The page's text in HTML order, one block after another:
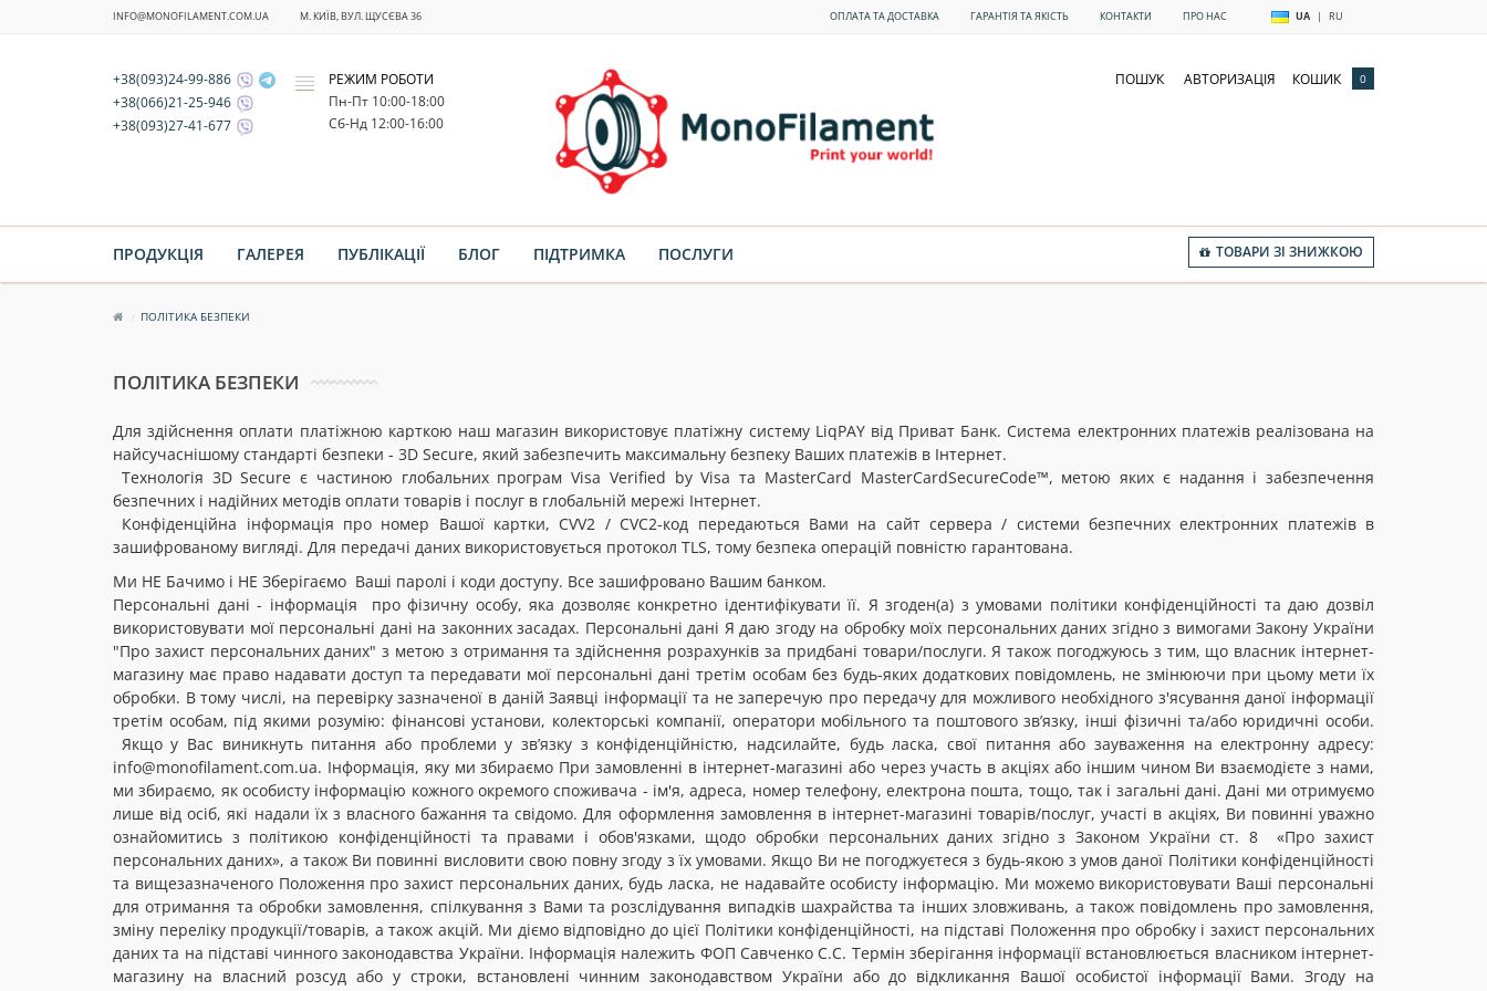
INFO@MONOFILAMENT.COM.UA М. КИЇВ, ВУЛ. ЩУСЄВА 36 ОПЛАТА ТА ДОСТАВКА ГАРАНТІЯ ТА ЯКІСТЬ КОНТАКТИ ПРО НАС UA | RU
+38(093)24-99-886
+38(066)21-25-946
+38(093)27-41-677
РЕЖИМ РОБОТИ
Пн-Пт 10:00-18:00
Cб-Нд 12:00-16:00
ПОШУК АВТОРИЗАЦІЯ КОШИК 0
ПРОДУКЦІЯ ГАЛЕРЕЯ ПУБЛІКАЦІЇ БЛОГ ПІДТРИМКА ПОСЛУГИ ТОВАРИ ЗІ ЗНИЖКОЮ
ПОЛІТИКА БЕЗПЕКИ
ПОЛІТИКА БЕЗПЕКИ
Для здійснення оплати платіжною карткою наш магазин використовує платіжну систему LiqPAY від Приват Банк. Система електронних платежів реалізована на
найсучаснішому стандарті безпеки - 3D Secure, який забезпечить максимальну безпеку Ваших платежів в Інтернет.
Технологія 3D Secure є частиною глобальних програм Visa Verified by Visa та MasterCard MasterCardSecureCode™, метою яких є надання і забезпечення
безпечних і надійних методів оплати товарів і послуг в глобальній мережі Інтернет.
Конфіденційна інформація про номер Вашої картки, CVV2 / CVC2-код передаються Вами на сайт сервера / системи безпечних електронних платежів в
зашифрованому вигляді. Для передачі даних використовується протокол TLS, тому безпека операцій повністю гарантована.
Ми НЕ Бачимо і НЕ Зберігаємо Ваші паролі і коди доступу. Все зашифровано Вашим банком.
Персональні дані - інформація про фізичну особу, яка дозволяє конкретно ідентифікувати її. Я згоден(а) з умовами політики конфіденційності та даю дозвіл
використовувати мої персональні дані на законних засадах. Персональні дані Я даю згоду на обробку моїх персональних даних згідно з вимогами Закону України
"Про захист персональних даних" з метою з отримання та здійснення розрахунків за придбані товари/послуги. Я також погоджуюсь з тим, що власник інтернет-
магазину має право надавати доступ та передавати мої персональні дані третім особам без будь-яких додаткових повідомлень, не змінюючи при цьому мети їх
обробки. В тому числі, на перевірку зазначеної в даній Заявці інформації та не заперечую про передачу для можливого необхідного з'ясування даної інформації
третім особам, під якими розумію: фінансові установи, колекторські компанії, оператори мобільного та поштового зв’язку, інші фізичні та/або юридичні особи.
Якщо у Вас виникнуть питання або проблеми у зв’язку з конфіденційністю, надсилайте, будь ласка, свої питання або зауваження на електронну адресу:
info@monofilament.com.ua. Інформація, яку ми збираємо При замовленні в інтернет-магазині або через участь в акціях або іншим чином Ви взаємодієте з нами,
ми збираємо, як особисту інформацію кожного окремого споживача - ім'я, адреса, номер телефону, електрона пошта, тощо, так і загальні дані. Дані ми отримуємо
лише від осіб, які надали їх з власного бажання та свідомо. Для оформлення замовлення в інтернет-магазині товарів/послуг, участі в акціях, Ви повинні уважно
ознайомитись з політикою конфіденційності та правами і обов'язками, щодо обробки персональних даних згідно з Законом України ст. 8 «Про захист
персональних даних», а також Ви повинні висловити свою повну згоду з їх умовами. Якщо Ви не погоджуєтеся з будь-якою з умов даної Політики конфіденційності
та вищезазначеного Положення про захист персональних даних, будь ласка, не надавайте особисту інформацію. Ми можемо використовувати Ваші персональні
для отримання та обробки замовлення, спілкування з Вами та розслідування випадків шахрайства та інших зловживань, а також повідомлень про замовлення,
зміну переліку продукції/товарів, а також акцій. Ми діємо відповідно до цієї Політики конфіденційності, на підставі Положення про обробку і захист персональних
даних та на підставі чинного законодавства України. Інформація належить ФОП Савченко С.С. Термін зберігання інформації встановлюється власником інтернет-
магазину на власний розсуд або у строки, встановлені чинним законодавством України або до відкликання Вашої особистої інформації Вами. Згоду на